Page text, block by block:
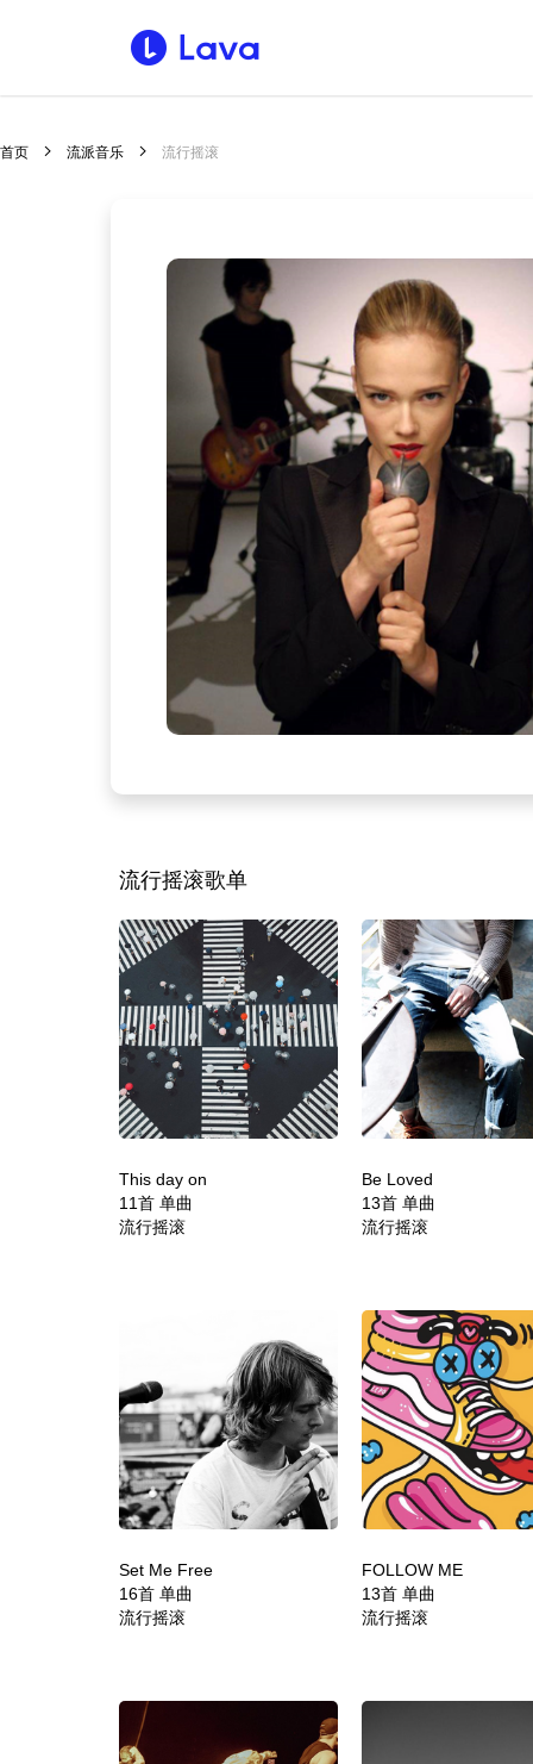
首页 流派音乐 流行摇滚
流行摇滚歌单
This day on
11首 单曲
流行摇滚
Be Loved
13首 单曲
流行摇滚
Set Me Free
16首 单曲
流行摇滚
FOLLOW ME
13首 单曲
流行摇滚